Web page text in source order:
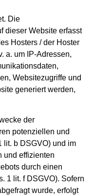
Die
dieser Website erfasst
Hosters / der Hoster
a. um IP-Adressen,
Websitezugriffe und
generiert werden,
der
potenziellen und
lit. b DSGVO) und im
und effizienten
durch einen
1 lit. f DSGVO). Sofern
wurde, erfolgt